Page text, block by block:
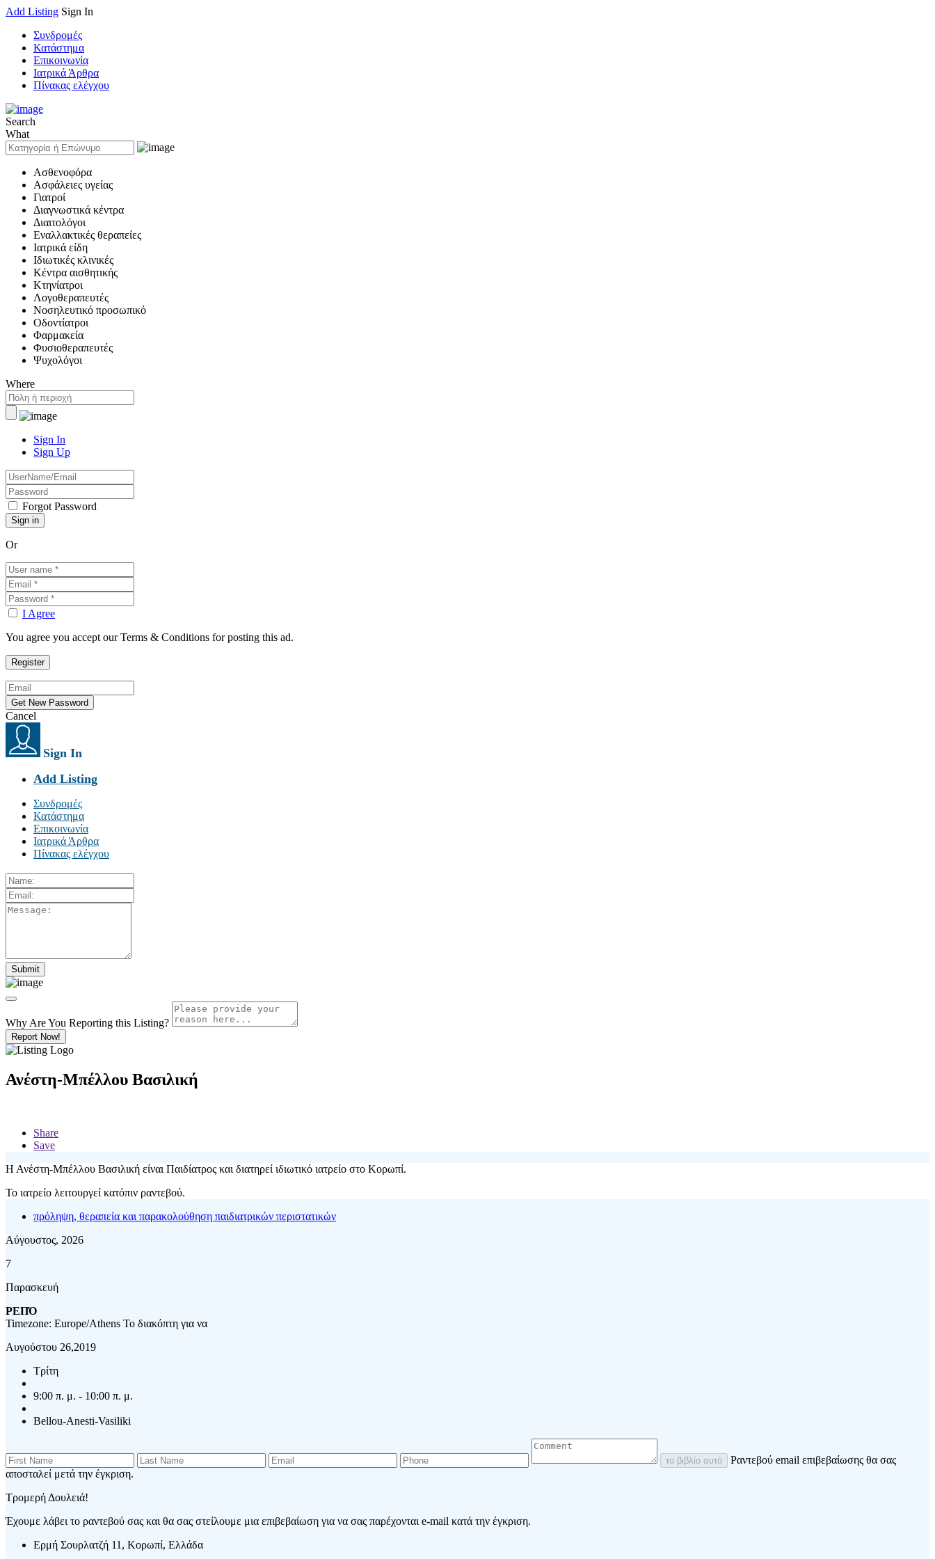
Add Listing Sign In
Συνδρομές
Κατάστημα
Επικοινωνία
Ιατρικά Άρθρα
Πίνακας ελέγχου
Search
What
Ασθενοφόρα
Ασφάλειες υγείας
Γιατροί
Διαγνωστικά κέντρα
Διαιτολόγοι
Εναλλακτικές θεραπείες
Ιατρικά είδη
Ιδιωτικές κλινικές
Κέντρα αισθητικής
Κτηνίατροι
Λογοθεραπευτές
Νοσηλευτικό προσωπικό
Οδοντίατροι
Φαρμακεία
Φυσιοθεραπευτές
Ψυχολόγοι
Where
Sign In
Sign Up
Forgot Password
Or
I Agree
You agree you accept our Terms & Conditions for posting this ad.
Cancel
Sign In
Add Listing
Συνδρομές
Κατάστημα
Επικοινωνία
Ιατρικά Άρθρα
Πίνακας ελέγχου
Why Are You Reporting this Listing?
Report Now!
Ανέστη-Μπέλλου Βασιλική
Share
Save
Η Ανέστη-Μπέλλου Βασιλική είναι Παιδίατρος και διατηρεί ιδιωτικό ιατρείο στο Κορωπί.
Το ιατρείο λειτουργεί κατόπιν ραντεβού.
πρόληψη, θεραπεία και παρακολούθηση παιδιατρικών περιστατικών
Αύγουστος, 2026
7
Παρασκευή
ΡΕΠΌ
Timezone: Europe/Athens Το διακόπτη για να
Αυγούστου 26,2019
Τρίτη
9:00 π. μ. - 10:00 π. μ.
Bellou-Anesti-Vasiliki
το βιβλίο αυτό
Ραντεβού email επιβεβαίωσης θα σας
αποσταλεί μετά την έγκριση.
Τρομερή Δουλειά!
Έχουμε λάβει το ραντεβού σας και θα σας στείλουμε μια επιβεβαίωση για να σας παρέχονται e-mail κατά την έγκριση.
Ερμή Σουρλατζή 11, Κορωπί, Ελλάδα